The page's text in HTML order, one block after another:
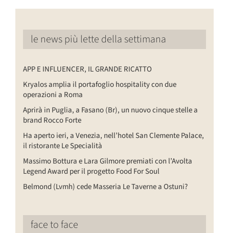
le news più lette della settimana
APP E INFLUENCER, IL GRANDE RICATTO
Kryalos amplia il portafoglio hospitality con due
operazioni a Roma
Aprirà in Puglia, a Fasano (Br), un nuovo cinque stelle a
brand Rocco Forte
Ha aperto ieri, a Venezia, nell’hotel San Clemente Palace,
il ristorante Le Specialità
Massimo Bottura e Lara Gilmore premiati con l’Avolta
Legend Award per il progetto Food For Soul
Belmond (Lvmh) cede Masseria Le Taverne a Ostuni?
face to face